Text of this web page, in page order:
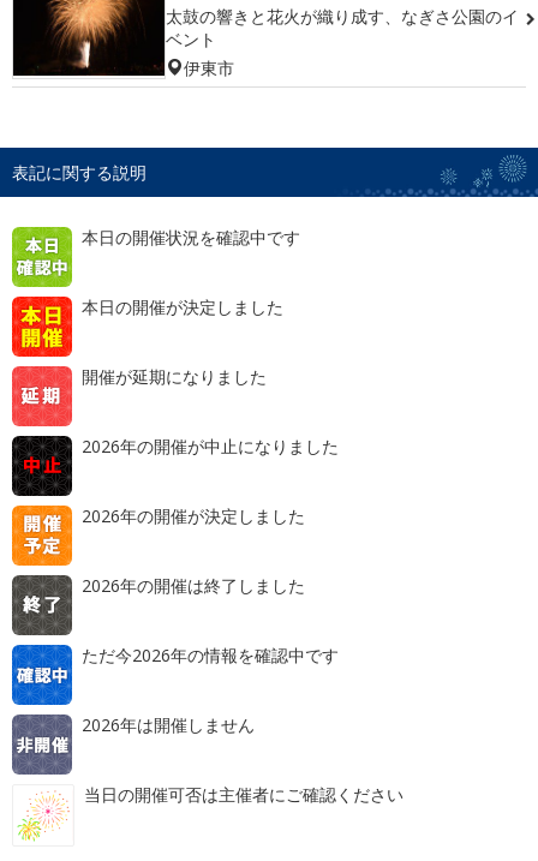
太鼓の響きと花火が織り成す、なぎさ公園のイ
ベント
伊東市
表記に関する説明
本日の開催状況を確認中です
本日の開催が決定しました
開催が延期になりました
2026年の開催が中止になりました
2026年の開催が決定しました
2026年の開催は終了しました
ただ今2026年の情報を確認中です
2026年は開催しません
当日の開催可否は主催者にご確認ください